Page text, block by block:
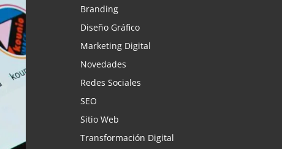
Branding
Diseño Gráfico
Marketing Digital
Novedades
Redes Sociales
SEO
Sitio Web
Transformación Digital